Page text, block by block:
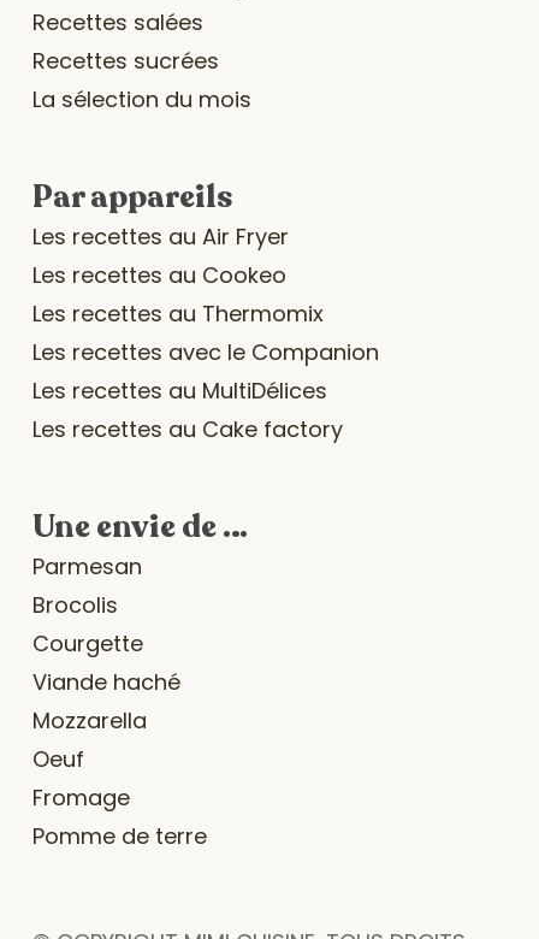
Recettes salées
Recettes sucrées
La sélection du mois
Par appareils
Les recettes au Air Fryer
Les recettes au Cookeo
Les recettes au Thermomix
Les recettes avec le Companion
Les recettes au MultiDélices
Les recettes au Cake factory
Une envie de …
Parmesan
Brocolis
Courgette
Viande haché
Mozzarella
Oeuf
Fromage
Pomme de terre